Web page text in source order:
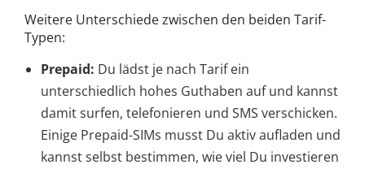
Weitere Unterschiede zwischen den beiden Tarif-
Typen:
Prepaid: Du lädst je nach Tarif ein
unterschiedlich hohes Guthaben auf und kannst
damit surfen, telefonieren und SMS verschicken.
Einige Prepaid-SIMs musst Du aktiv aufladen und
kannst selbst bestimmen, wie viel Du investieren